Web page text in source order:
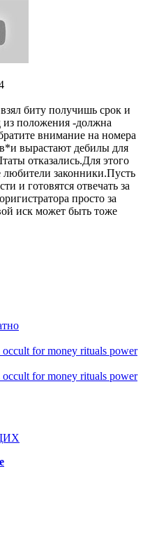
биту получишь срок и
положения -должна
внимание на номера
вырастают дебилы для
отказались.Для этого
любители законники.Пусть
и готовятся отвечать за
просто за
иск может быть тоже
for money rituals power
for money rituals power